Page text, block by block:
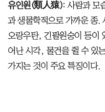
유인원(類人猿): 사람과 모
과 생물학적으로 가까운 종.
오랑우탄, 긴팔원숭이 등이
어난 시각, 물건을 쥘 수 있
가지는 것이 주요 특징이다.